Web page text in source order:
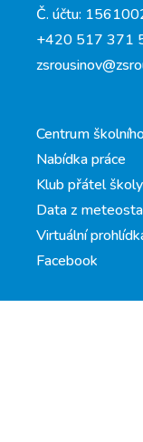
Č. účtu:
+420 517 371
Centrum
Nabídka práce
Klub přátel školy
Data z
Virtuální
Facebook